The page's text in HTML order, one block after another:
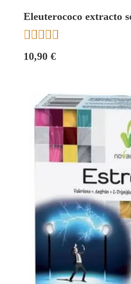
Eleuterococo extracto

10,90 €